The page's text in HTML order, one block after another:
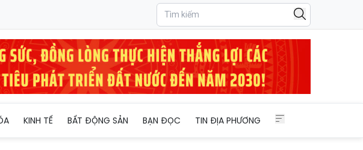
KINH TẾ BẤT ĐỘNG SẢN BẠN ĐỌC TIN ĐỊA PHƯƠNG